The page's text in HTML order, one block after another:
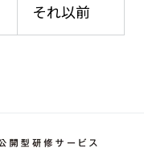
それ以前